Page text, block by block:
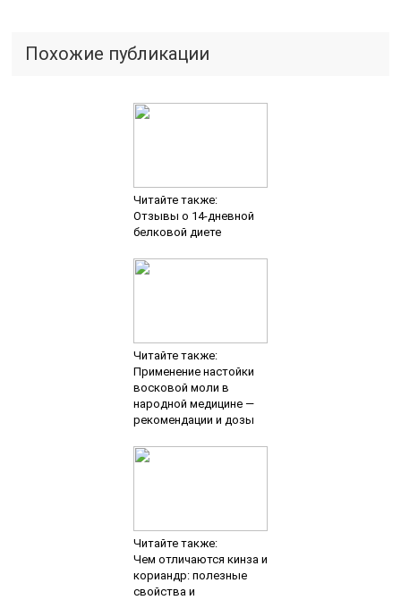
Похожие публикации
Читайте также:
Отзывы о 14-дневной
белковой диете
Читайте также:
Применение настойки
восковой моли в
народной медицине —
рекомендации и дозы
Читайте также:
Чем отличаются кинза и
кориандр: полезные
свойства и